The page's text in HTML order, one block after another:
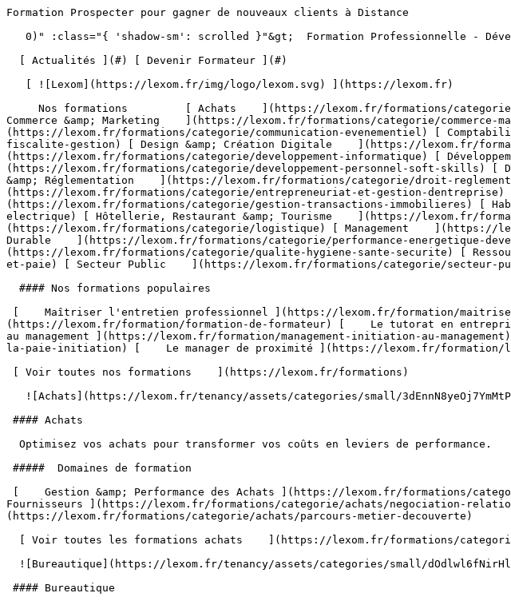
Formation Prospecter pour gagner de nouveaux clients à Distance                                   

   0)" :class="{ 'shadow-sm': scrolled }"&gt;  Formation Professionnelle - Développez les compétences qui font la différence 

  [ Actualités ](#) [ Devenir Formateur ](#)  

   [ ![Lexom](https://lexom.fr/img/logo/lexom.svg) ](https://lexom.fr) 

     Nos formations         [ Achats    ](https://lexom.fr/formations/categorie/achats) [ Bureautique    ](https://lexom.fr/formations/categorie/bureautique) [ Commerce &amp; Marketing    ](https://lexom.fr/formations/categorie/commerce-marketing) [ Communication &amp; Evènementiel    ](https://lexom.fr/formations/categorie/communication-evenementiel) [ Comptabilité, Fiscalité &amp; Gestion    ](https://lexom.fr/formations/categorie/comptabilite-fiscalite-gestion) [ Design &amp; Création Digitale    ](https://lexom.fr/formations/categorie/design-creation-digitale) [ Développement Informatique    ](https://lexom.fr/formations/categorie/developpement-informatique) [ Développement Personnel &amp; Soft skills    ](https://lexom.fr/formations/categorie/developpement-personnel-soft-skills) [ Devenir Formateur    ](https://lexom.fr/formations/categorie/devenir-formateur) [ Droit &amp; Réglementation    ](https://lexom.fr/formations/categorie/droit-reglementation) [ Entrepreneuriat et gestion d’entreprise    ](https://lexom.fr/formations/categorie/entrepreneuriat-et-gestion-dentreprise) [ Gestion &amp; Transactions Immobilières    ](https://lexom.fr/formations/categorie/gestion-transactions-immobilieres) [ Habilitation Electrique    ](https://lexom.fr/formations/categorie/habilitation-electrique) [ Hôtellerie, Restaurant &amp; Tourisme    ](https://lexom.fr/formations/categorie/hotellerie-restaurant-tourisme) [ Logistique    ](https://lexom.fr/formations/categorie/logistique) [ Management    ](https://lexom.fr/formations/categorie/management) [ Performance Énergétique &amp; Développement Durable    ](https://lexom.fr/formations/categorie/performance-energetique-developpement-durable) [ Qualité, Hygiène, Santé, Sécurité    ](https://lexom.fr/formations/categorie/qualite-hygiene-sante-securite) [ Ressources Humaines et Paie    ](https://lexom.fr/formations/categorie/ressources-humaines-et-paie) [ Secteur Public    ](https://lexom.fr/formations/categorie/secteur-public) 

  #### Nos formations populaires

 [    Maîtriser l'entretien professionnel ](https://lexom.fr/formation/maitriser-lentretien-professionnel) [    Formation de formateur ](https://lexom.fr/formation/formation-de-formateur) [    Le tutorat en entreprise ](https://lexom.fr/formation/le-tutorat-en-entreprise) [    Management - Initiation au management ](https://lexom.fr/formation/management-initiation-au-management) [    La pratique de la paie - Initiation ](https://lexom.fr/formation/la-pratique-de-la-paie-initiation) [    Le manager de proximité ](https://lexom.fr/formation/le-manager-de-proximite) 

 [ Voir toutes nos formations    ](https://lexom.fr/formations) 

   ![Achats](https://lexom.fr/tenancy/assets/categories/small/3dEnnN8yeOj7YmMtPWMjZvBSXi4NVonqWeKCohV3.webp) 

 #### Achats 

  Optimisez vos achats pour transformer vos coûts en leviers de performance.

 #####  Domaines de formation 

 [    Gestion &amp; Performance des Achats ](https://lexom.fr/formations/categorie/achats/gestion-performance-des-achats) [    Négociation &amp; Relations Fournisseurs ](https://lexom.fr/formations/categorie/achats/negociation-relations-fournisseurs) [    Parcours Métier &amp; Découverte ](https://lexom.fr/formations/categorie/achats/parcours-metier-decouverte) 

  [ Voir toutes les formations achats    ](https://lexom.fr/formations/categorie/achats) 

  ![Bureautique](https://lexom.fr/tenancy/assets/categories/small/dOdlwl6fNirHlGIdlqxo9NMbGKCRJm6vhpz0r6Ic.webp) 

 #### Bureautique 

  Boostez votre productivité grâce à nos formations bureautiques adaptées à tous niveaux.

 #####  Domaines de formation 

 [    Excel ](https://lexom.fr/formations/categorie/bureautique/excel) [    Google Suite &amp; Outils collaboratifs ](https://lexom.fr/formations/categorie/bureautique/google-suite-outils-collaboratifs) [    Intelligence artificielle (IA) ](https://lexom.fr/formations/categorie/bureautique/intelligence-artificielle-ia) [    Internet, Cloud &amp; Sécurité ](https://lexom.fr/formations/categorie/bureautique/internet-cloud-securite) [    OneNote ](https://lexom.fr/formations/categorie/bureautique/onenote) [    Outlook ](https://lexom.fr/formations/categorie/bureautique/outlook) [    Powerpoint ](https://lexom.fr/formations/categorie/bureautique/powerpoint) [    Publisher ](https://lexom.fr/formations/categorie/bureautique/publisher) [    Système d'exploitation ](https://lexom.fr/formations/categorie/bureautique/systeme-dexploitation) [    Word ](https://lexom.fr/formations/categorie/bureautique/word) 

  [ Voir toutes les formations bureautique    ](https://lexom.fr/formations/categorie/bureautique) 

  ![Commerce & Marketing](https://lexom.fr/tenancy/assets/categories/small/hhPP2XL4ozUX1eWqaQWRGCkg6vW7vKEC3TALNuEw.webp) 

 #### Commerce &amp; Marketing 

  Développez vos ventes, fidélisez vos clients et boostez votre visibilité grâce aux meilleures pratiques commerciales et marketing.

 #####  Domaines de formation 

 [    CRM &amp; Relation Client ](https://lexom.fr/formations/categorie/commerce-marketing/crm-relation-client) [    Marketing Digital &amp; Réseaux Sociaux ](https://lexom.fr/formations/categorie/commerce-marketing/marketing-digital-reseaux-sociaux) [    Négociation Commerciale ](https://lexom.fr/formations/categorie/commerce-marketing/negociation-commerciale) [    Parcours Métier &amp; Découverte ](https://lexom.fr/formations/categorie/commerce-marketing/parcours-metier-decouverte-1) [    Prospection &amp; Fidélisation Client ](https://lexom.fr/formations/categorie/commerce-marketing/prospection-fidelisation-client) [    Service Après Vente (SAV) ](https://lexom.fr/formations/categorie/commerce-marketing/service-apres-vente-sav) [    Stratégie &amp; Plan Marketing ](https://lexom.fr/formations/categorie/commerce-marketing/strategie-plan-marketing) [    Techniques de Vente ](https://lexom.fr/formations/categorie/commerce-marketing/techniques-de-vente) 

  [ Voir toutes les formations commerce &amp; marketing    ](https://lexom.fr/formations/categorie/commerce-marketing) 

  ![Communication & Evènementiel](https://lexom.fr/tenancy/assets/categories/small/S8UCgEtfGZCGsuKcIuFAO1dGJU8nvHNu4BUZwdRi.webp) 

 #### Communication &amp; Evènementiel 

  Alliez communication impactante et organisation d’événements réussis pour marquer les esprits et créer du lien.

 #####  Domaines de formation 

 [    Communication Digitale &amp; Réseaux Sociaux ](https://lexom.fr/formations/categorie/communication-evenementiel/communication-digitale-reseaux-sociaux) [    Communication Interne &amp; Externe ](https://lexom.fr/formations/categorie/communication-evenementiel/communication-interne-externe) [    Organisation d’Événements Professionnels ](https://lexom.fr/formations/categorie/communication-evenementiel/organisation-devenements-professionnels) [    Parcours Métier &amp; Découverte ](https://lexom.fr/formations/categorie/communication-evenementiel/parcours-metier-decouverte-12) 

  [ Voir toutes les formations communication &amp; evènementiel    ](https://lexom.fr/formations/categorie/communication-evenementiel) 

  ![Comptabilité, Fiscalité & Gestion](https://lexom.fr/tenancy/assets/categories/small/dVNgmt1tZIUD9woC2rbZbOZoxRUJOR1Gwbjw9vaD.webp) 

 #### Comptabilité, Fiscalité &amp; Gestion 

  Maîtrisez les chiffres, sécurisez vos décisions et pilotez la performance de votre entreprise.

 #####  Domaines de formation 

 [    Comptabilité Générale &amp; Analytique ](https://lexom.fr/formations/categorie/comptabilite-fiscalite-gestion/comptabilite-generale-analytique) [    Contrôle de Gestion &amp; Tableaux de Bord ](https://lexom.fr/formations/categorie/comptabilite-fiscalite-gestion/controle-de-gestion-tableaux-de-bord)